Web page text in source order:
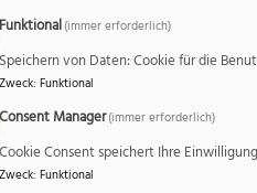
Funktional(immer erforderlich)
Speichern von Daten: Cookie für die
Zweck: Funktional
Consent Manager(immer erforderlich)
Cookie Consent speichert Ihre
Zweck: Funktional